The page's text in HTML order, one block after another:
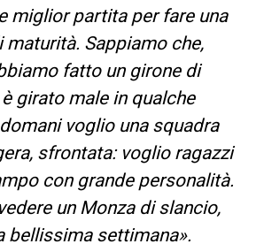
miglior partita per fare una
maturità. Sappiamo che,
fatto un girone di
girato male in qualche
voglio una squadra
sfrontata: voglio ragazzi
con grande personalità.
un Monza di slancio,
bellissima settimana».